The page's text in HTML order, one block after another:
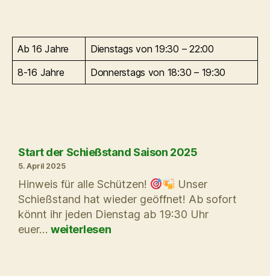
Ab 16 Jahre
Dienstags von 19:30 – 22:00
8-16 Jahre
Donnerstags von 18:30 – 19:30
Start der Schießstand Saison 2025
5. April 2025
Hinweis für alle Schützen!
Unser
Schießstand hat wieder geöffnet! Ab sofort
könnt ihr jeden Dienstag ab 19:30 Uhr
euer… Start
weiterlesen